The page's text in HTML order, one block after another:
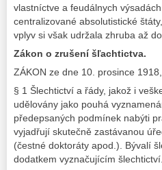
vlastníctve a feudálnych
centralizované absolutistické
vplyv si však udržala zhruba až
Zákon o zrušení šľachtictva.
ZÁKON ze dne 10. prosince
§ 1 Šlechtictví a řády, jakož i
udělovány jako pouhá
předepsaných podmínek nabýti
vyjadřují skutečně zastávanou
(čestné doktoráty apod.). Bývalí
dodatkem vyznačujícím šlechtictví.